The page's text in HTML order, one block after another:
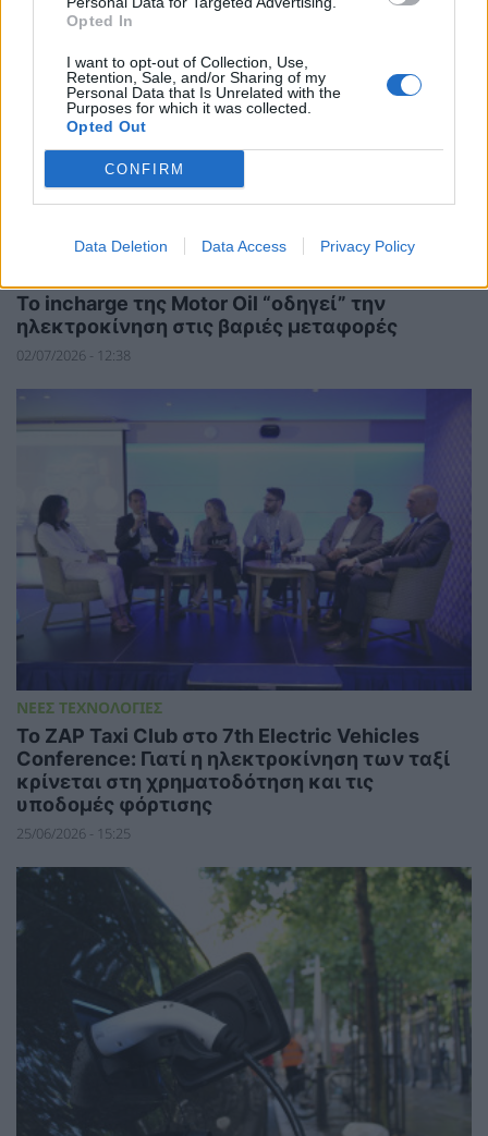
Opted In
I want to opt-out of Collection, Use,
Retention, Sale, and/or Sharing of my
Personal Data that Is Unrelated with the
Purposes for which it was collected.
Opted Out
CONFIRM
Data Deletion Data Access Privacy Policy
Το incharge της Motor Oil “οδηγεί” την
ηλεκτροκίνηση στις βαριές μεταφορές
02/07/2026 - 12:38
ΝΕΕΣ ΤΕΧΝΟΛΟΓΙΕΣ
Το ZAP Taxi Club στο 7th Electric Vehicles
Conference: Γιατί η ηλεκτροκίνηση των ταξί
κρίνεται στη χρηματοδότηση και τις
υποδομές φόρτισης
25/06/2026 - 15:25